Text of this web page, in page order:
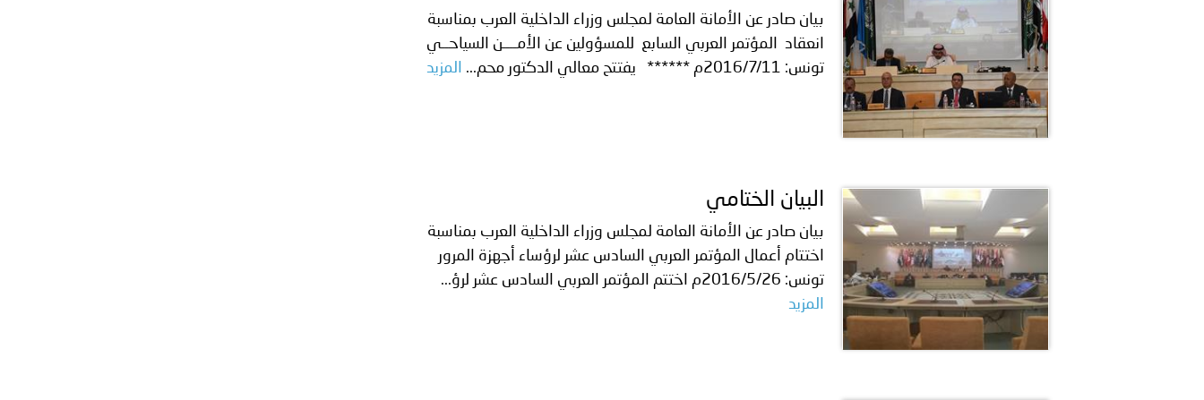
بيان صادر عن الأمانة العامة لمجلس وزراء الداخلية العرب بمناسبة
انعقاد المؤتمر العربي السابع للمسؤولين عن الأمــــن السياحــي
تونس: 2016/7/11م ****** يفتتح معالي الدكتور محم...
المزيد
البيان الختامي
بيان صادر عن الأمانة العامة لمجلس وزراء الداخلية العرب بمناسبة
اختتام أعمال المؤتمر العربي السادس عشر لرؤساء أجهزة المرور
تونس: 2016/5/26م اختتم المؤتمر العربي السادس عشر لرؤ...
المزيد